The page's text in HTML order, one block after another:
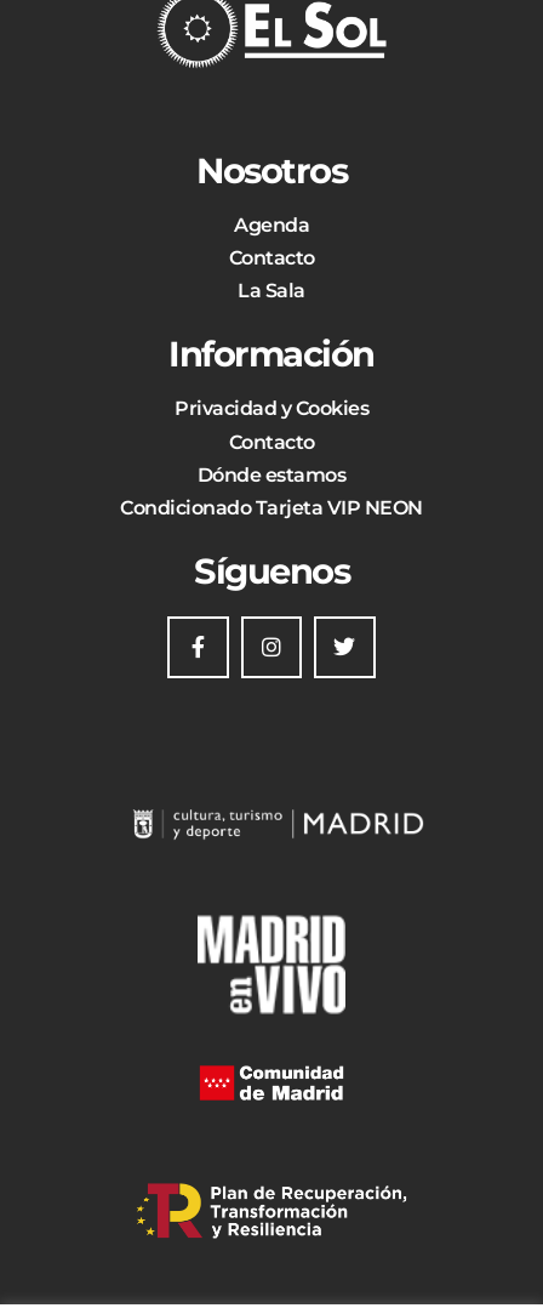
Nosotros
Agenda
Contacto
La Sala
Información
Privacidad y Cookies
Contacto
Dónde estamos
Condicionado Tarjeta VIP NEON
Síguenos